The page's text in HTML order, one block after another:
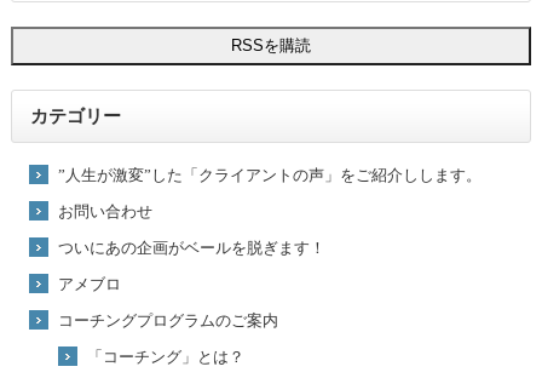
カテゴリー
”人生が激変”した「クライアントの声」をご紹介しします。
お問い合わせ
ついにあの企画がベールを脱ぎます！
アメブロ
コーチングプログラムのご案内
「コーチング」とは？